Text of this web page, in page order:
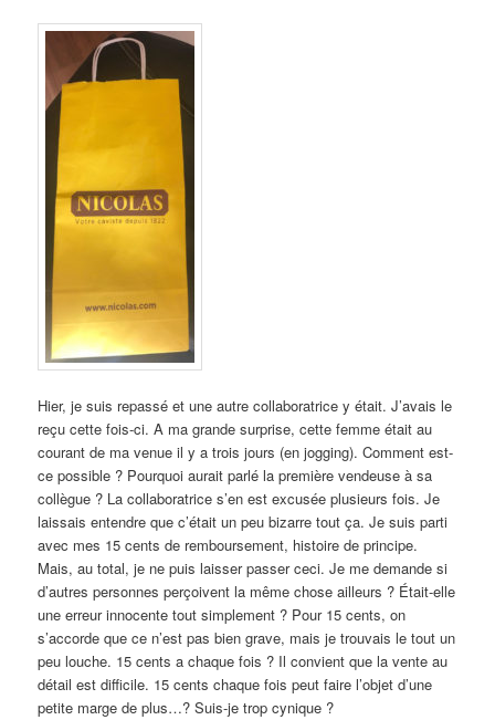
Hier, je suis repassé et une autre collaboratrice y était. J’avais le
reçu cette fois-ci. A ma grande surprise, cette femme était au
courant de ma venue il y a trois jours (en jogging). Comment est-
ce possible ? Pourquoi aurait parlé la première vendeuse à sa
collègue ? La collaboratrice s’en est excusée plusieurs fois. Je
laissais entendre que c’était un peu bizarre tout ça. Je suis parti
avec mes 15 cents de remboursement, histoire de principe.
Mais, au total, je ne puis laisser passer ceci. Je me demande si
d’autres personnes perçoivent la même chose ailleurs ? Était-elle
une erreur innocente tout simplement ? Pour 15 cents, on
s’accorde que ce n’est pas bien grave, mais je trouvais le tout un
peu louche. 15 cents a chaque fois ? Il convient que la vente au
détail est difficile. 15 cents chaque fois peut faire l’objet d’une
petite marge de plus…? Suis-je trop cynique ?